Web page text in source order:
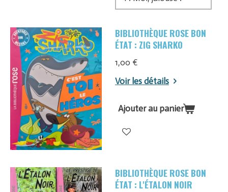
BIBLIOTHÈQUE ROSE BON
ÉTAT : ZIG SHARKO
1,00 €
Voir les détails
Ajouter au panier
BIBLIOTHÈQUE ROSE BON
ÉTAT : L'ÉTALON NOIR